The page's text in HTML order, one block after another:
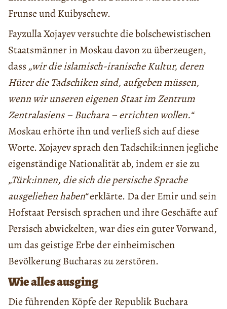
Frunse und Kuibyschew.
Fayzulla Xojayev versuchte die bolschewistischen
Staatsmänner in Moskau davon zu überzeugen,
dass „wir die islamisch-iranische Kultur, deren
Hüter die Tadschiken sind, aufgeben müssen,
wenn wir unseren eigenen Staat im Zentrum
Zentralasiens – Buchara – errichten wollen.“
Moskau erhörte ihn und verließ sich auf diese
Worte. Xojayev sprach den Tadschik:innen jegliche
eigenständige Nationalität ab, indem er sie zu
„Türk:innen, die sich die persische Sprache
ausgeliehen haben“erklärte. Da der Emir und sein
Hofstaat Persisch sprachen und ihre Geschäfte auf
Persisch abwickelten, war dies ein guter Vorwand,
um das geistige Erbe der einheimischen
Bevölkerung Bucharas zu zerstören.
Wie alles ausging
Die führenden Köpfe der Republik Buchara